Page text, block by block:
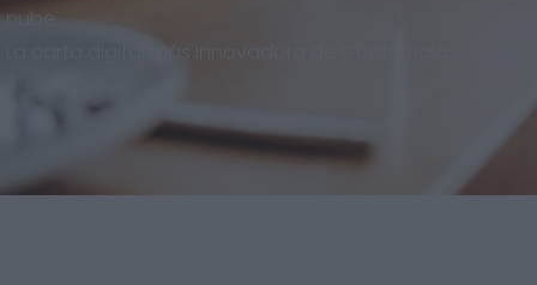
nube.
La carta digital más innovadora de Guatemala.